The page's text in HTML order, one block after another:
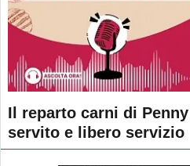
Il reparto carni di
servito e libero servizio